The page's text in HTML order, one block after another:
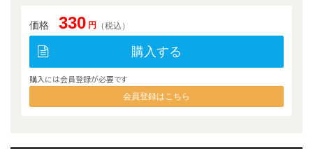
価格 330 円 （税込）
購入する
購入には会員登録が必要です
会員登録はこちら